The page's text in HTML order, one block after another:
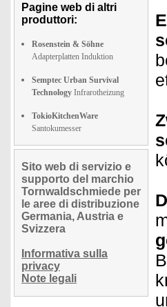
Pagine web di altri
produttori:
Rosenstein & Söhne
Adapterplatten Induktion
Semptec Urban Survival
Technology Infrarotheizung
TokioKitchenWare
Santokumesser
Sito web di servizio e
supporto del marchio
Tornwaldschmiede per
le aree di distribuzione
Germania, Austria e
Svizzera
Informativa sulla
privacy
Note legali